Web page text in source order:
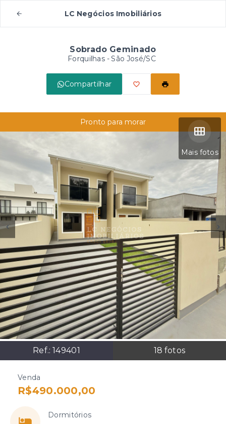
LC Negócios Imobiliários
Sobrado Geminado
Forquilhas - São José/SC
Compartilhar
Mais fotos
Ref.:149401 18 fotos
Pronto para morar
Venda
R$490.000,00
Dormitórios